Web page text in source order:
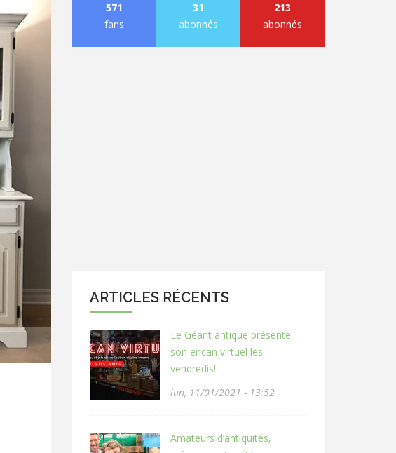
571
fans
31
abonnés
213
abonnés
ARTICLES RÉCENTS
Le Géant antique présente
son encan virtuel les
vendredis!
lun, 11/01/2021 - 13:52
Amateurs d’antiquités,